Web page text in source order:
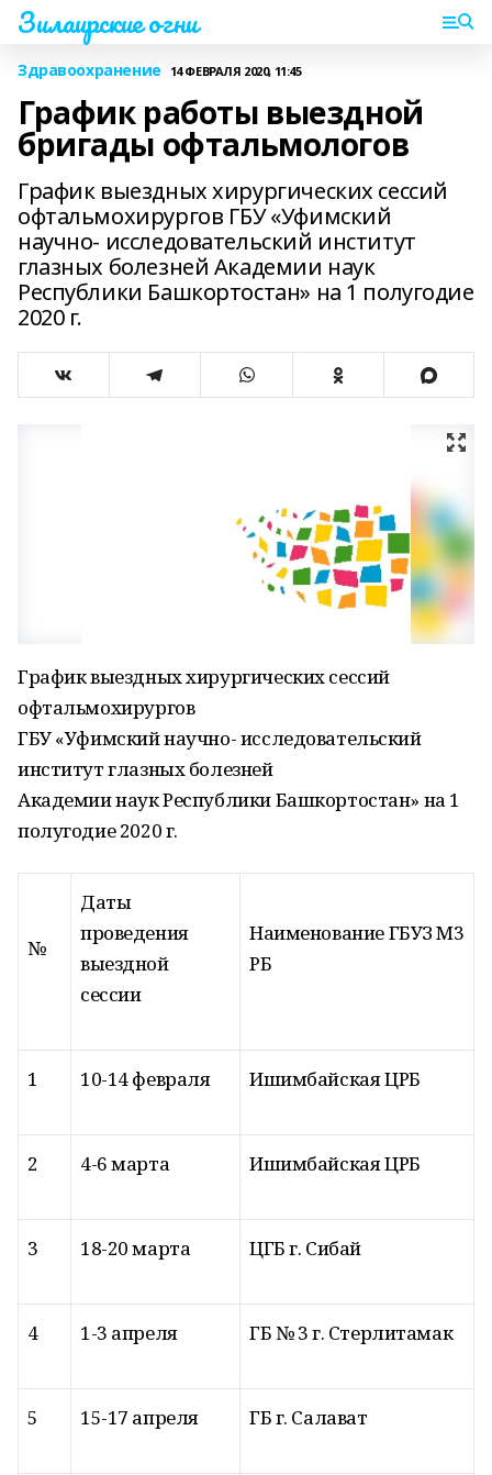
Зилаирские огни
Здравоохранение 14 ФЕВРАЛЯ 2020, 11:45
График работы выездной
бригады офтальмологов
График выездных хирургических сессий
офтальмохирургов ГБУ «Уфимский
научно- исследовательский институт
глазных болезней Академии наук
Республики Башкортостан» на 1 полугодие
2020 г.
График выездных хирургических сессий
офтальмохирургов
ГБУ «Уфимский научно- исследовательский
институт глазных болезней
Академии наук Республики Башкортостан» на 1
полугодие 2020 г.
№
Даты
проведения
выездной
сессии
Наименование ГБУЗ М3
РБ
1 10-14 февраля Ишимбайская ЦРБ
2 4-6 марта Ишимбайская ЦРБ
3 18-20 марта ЦГБ г. Сибай
4 1-3 апреля ГБ № 3 г. Стерлитамак
5 15-17 апреля ГБ г. Салават